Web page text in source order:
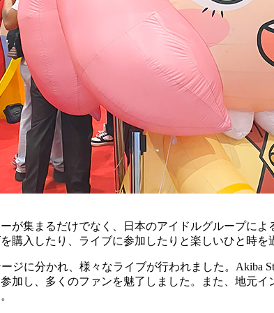
が集まるだけでなく、日本のアイドルグループに
購入したり、ライブに参加したりと楽しいひと時を
ージに分かれ、様々なライブが行われました。
加し、多くのファンを魅了しました。また、地元